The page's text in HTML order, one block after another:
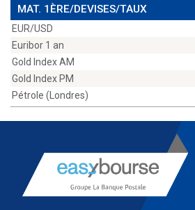
MAT. 1ÈRE/DEVISES/TAUX
EUR/USD
Euribor 1 an
Gold Index AM
Gold Index PM
Pétrole (Londres)